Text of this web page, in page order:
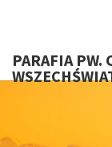
PARAFIA PW.